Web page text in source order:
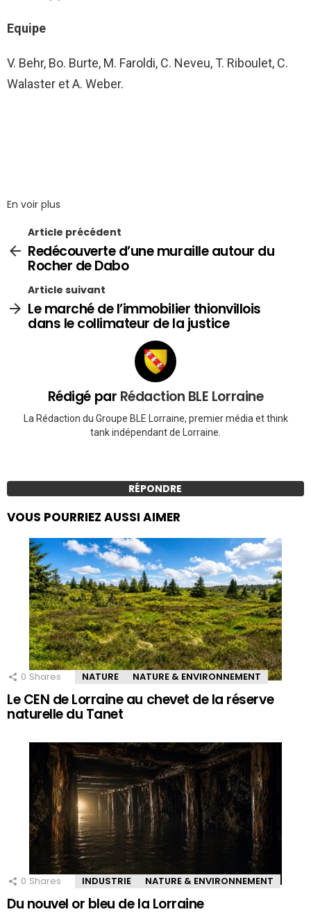
Equipe
V. Behr, Bo. Burte, M. Faroldi, C. Neveu, T. Riboulet, C.
Walaster et A. Weber.
En voir plus
Article précédent
Redécouverte d’une muraille autour du
Rocher de Dabo
Article suivant
Le marché de l’immobilier thionvillois
dans le collimateur de la justice
Rédigé par Rédaction BLE Lorraine
La Rédaction du Groupe BLE Lorraine, premier média et think
tank indépendant de Lorraine.
RÉPONDRE
VOUS POURRIEZ AUSSI AIMER
0 Shares NATURE NATURE & ENVIRONNEMENT
Le CEN de Lorraine au chevet de la réserve
naturelle du Tanet
0 Shares INDUSTRIE NATURE & ENVIRONNEMENT
Du nouvel or bleu de la Lorraine